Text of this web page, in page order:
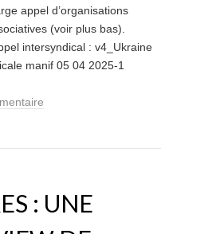
appel d’organisations
(voir plus bas).
intersyndical : v4_Ukraine
manif 05 04 2025-1
: UNE